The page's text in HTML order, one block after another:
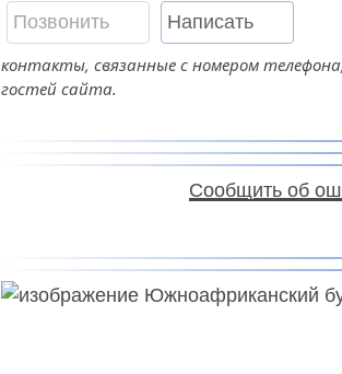
Позвонить
Написать
контакты, связанные с номером
гостей сайта.
Сообщить об